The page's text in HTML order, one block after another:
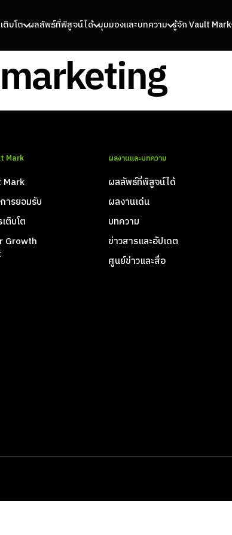
ติบโต ผลลัพธ์ที่พิสูจน์ได้ มุมมองและบทความ รู้จัก Vault Mark
Mark
Mark
ารยอมรับ
ติบโต
Growth
ผลงานและบทความ
ผลลัพธ์ที่พิสูจน์ได้
ผลงานเด่น
บทความ
ข่าวสารและอัปเดต
ศูนย์ข่าวและสื่อ